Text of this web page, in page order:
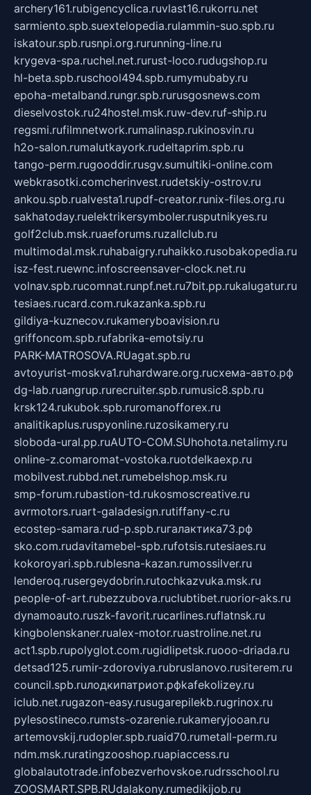
archery161.rubigencyclica.ruvlast16.rukorru.net
sarmiento.spb.suextelopedia.rulammin-suo.spb.ru
iskatour.spb.rusnpi.org.rurunning-line.ru
krygeva-spa.ruchel.net.rurust-loco.rudugshop.ru
hl-beta.spb.ruschool494.spb.rumymubaby.ru
epoha-metalband.rungr.spb.rurusgosnews.com
dieselvostok.ru24hostel.msk.ruw-dev.ruf-ship.ru
regsmi.rufilmnetwork.rumalinasp.rukinosvin.ru
h2o-salon.rumalutkayork.rudeltaprim.spb.ru
tango-perm.rugooddir.rusgv.sumultiki-online.com
webkrasotki.comcherinvest.rudetskiy-ostrov.ru
ankou.spb.rualvesta1.rupdf-creator.runix-files.org.ru
sakhatoday.ruelektrikersymboler.rusputnikyes.ru
golf2club.msk.ruaeforums.ruzallclub.ru
multimodal.msk.ruhabaigry.ruhaikko.rusobakopedia.ru
isz-fest.ruewnc.infoscreensaver-clock.net.ru
volnav.spb.rucomnat.runpf.net.ru7bit.pp.rukalugatur.ru
tesiaes.rucard.com.rukazanka.spb.ru
gildiya-kuznecov.rukameryboavision.ru
griffoncom.spb.rufabrika-emotsiy.ru
PARK-MATROSOVA.RUagat.spb.ru
avtoyurist-moskva1.ruhardware.org.ruсхема-авто.рф
dg-lab.ruangrup.rurecruiter.spb.rumusic8.spb.ru
krsk124.rukubok.spb.ruromanofforex.ru
analitikaplus.ruspyonline.ruzosikamery.ru
sloboda-ural.pp.ruAUTO-COM.SUhohota.netalimy.ru
online-z.comaromat-vostoka.ruotdelkaexp.ru
mobilvest.rubbd.net.rumebelshop.msk.ru
smp-forum.rubastion-td.rukosmoscreative.ru
avrmotors.ruart-galadesign.rutiffany-c.ru
ecostep-samara.rud-p.spb.ruгалактика73.рф
sko.com.rudavitamebel-spb.rufotsis.rutesiaes.ru
kokoroyari.spb.rublesna-kazan.rumossilver.ru
lenderoq.rusergeydobrin.rutochkazvuka.msk.ru
people-of-art.rubezzubova.ruclubtibet.ruorior-aks.ru
dynamoauto.ruszk-favorit.rucarlines.ruflatnsk.ru
kingbolenskaner.rualex-motor.ruastroline.net.ru
act1.spb.rupolyglot.com.rugidlipetsk.ruooo-driada.ru
detsad125.rumir-zdoroviya.rubruslanovo.rusiterem.ru
council.spb.ruлодкипатриот.рфkafekolizey.ru
iclub.net.rugazon-easy.rusugarepilekb.rugrinox.ru
pylesostineco.rumsts-ozarenie.rukameryjooan.ru
artemovskij.rudopler.spb.ruaid70.rumetall-perm.ru
ndm.msk.ruratingzooshop.ruapiaccess.ru
globalautotrade.infobezverhovskoe.rudrsschool.ru
ZOOSMART.SPB.RUdalakony.rumedikijob.ru